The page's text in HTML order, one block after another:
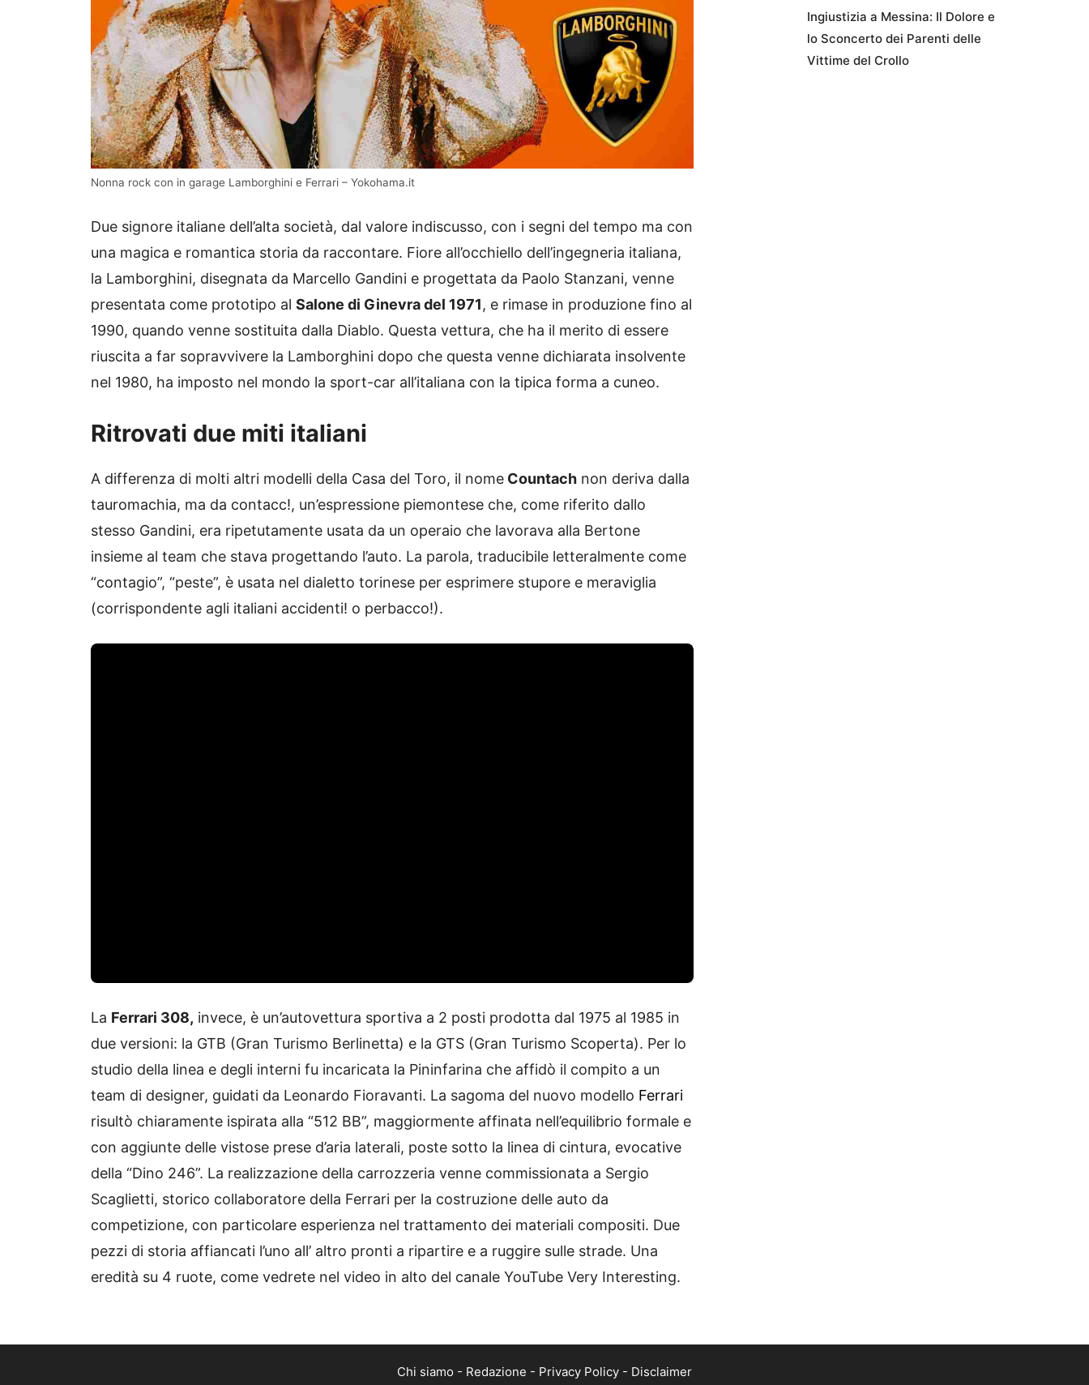
Nonna rock con in garage Lamborghini e Ferrari – Yokohama.it
Due signore italiane dell’alta società, dal valore indiscusso, con i segni del tempo ma con
una magica e romantica storia da raccontare. Fiore all’occhiello dell’ingegneria italiana,
la Lamborghini, disegnata da Marcello Gandini e progettata da Paolo Stanzani, venne
presentata come prototipo al Salone di Ginevra del 1971, e rimase in produzione fino al
1990, quando venne sostituita dalla Diablo. Questa vettura, che ha il merito di essere
riuscita a far sopravvivere la Lamborghini dopo che questa venne dichiarata insolvente
nel 1980, ha imposto nel mondo la sport-car all’italiana con la tipica forma a cuneo.
Ritrovati due miti italiani
A differenza di molti altri modelli della Casa del Toro, il nome Countach non deriva dalla
tauromachia, ma da contacc!, un’espressione piemontese che, come riferito dallo
stesso Gandini, era ripetutamente usata da un operaio che lavorava alla Bertone
insieme al team che stava progettando l’auto. La parola, traducibile letteralmente come
“contagio”, “peste”, è usata nel dialetto torinese per esprimere stupore e meraviglia
(corrispondente agli italiani accidenti! o perbacco!).
La Ferrari 308, invece, è un’autovettura sportiva a 2 posti prodotta dal 1975 al 1985 in
due versioni: la GTB (Gran Turismo Berlinetta) e la GTS (Gran Turismo Scoperta). Per lo
studio della linea e degli interni fu incaricata la Pininfarina che affidò il compito a un
team di designer, guidati da Leonardo Fioravanti. La sagoma del nuovo modello Ferrari
risultò chiaramente ispirata alla “512 BB”, maggiormente affinata nell’equilibrio formale e
con aggiunte delle vistose prese d’aria laterali, poste sotto la linea di cintura, evocative
della “Dino 246”. La realizzazione della carrozzeria venne commissionata a Sergio
Scaglietti, storico collaboratore della Ferrari per la costruzione delle auto da
competizione, con particolare esperienza nel trattamento dei materiali compositi. Due
pezzi di storia affiancati l’uno all’ altro pronti a ripartire e a ruggire sulle strade. Una
eredità su 4 ruote, come vedrete nel video in alto del canale YouTube Very Interesting.
Ingiustizia a Messina: Il Dolore e
lo Sconcerto dei Parenti delle
Vittime del Crollo
Chi siamo - Redazione - Privacy Policy - Disclaimer